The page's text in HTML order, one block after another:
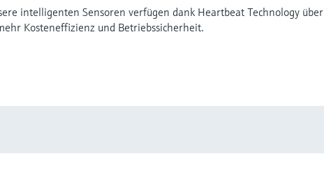
intelligenten Sensoren verfügen dank Heartbeat Technology über
Kosteneffizienz und Betriebssicherheit.